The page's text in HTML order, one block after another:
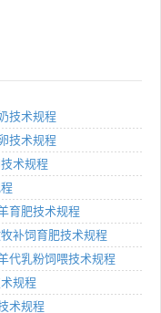
技术规程
技术规程
术规程
育肥技术规程
补饲育肥技术规程
代乳粉饲喂技术规程
规程
术规程